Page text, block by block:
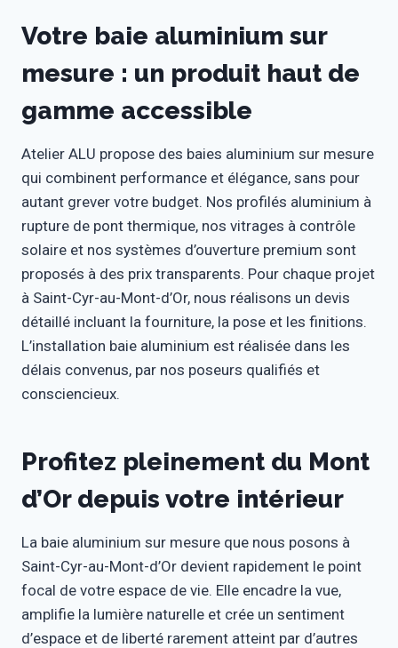
Votre baie aluminium sur
mesure : un produit haut de
gamme accessible
Atelier ALU propose des baies aluminium sur mesure
qui combinent performance et élégance, sans pour
autant grever votre budget. Nos profilés aluminium à
rupture de pont thermique, nos vitrages à contrôle
solaire et nos systèmes d’ouverture premium sont
proposés à des prix transparents. Pour chaque projet
à Saint-Cyr-au-Mont-d’Or, nous réalisons un devis
détaillé incluant la fourniture, la pose et les finitions.
L’installation baie aluminium est réalisée dans les
délais convenus, par nos poseurs qualifiés et
consciencieux.
Profitez pleinement du Mont
d’Or depuis votre intérieur
La baie aluminium sur mesure que nous posons à
Saint-Cyr-au-Mont-d’Or devient rapidement le point
focal de votre espace de vie. Elle encadre la vue,
amplifie la lumière naturelle et crée un sentiment
d’espace et de liberté rarement atteint par d’autres